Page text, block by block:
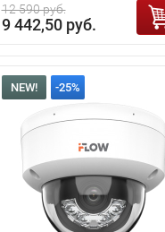
12 590 руб.
9 442,50 руб.
NEW! -25%